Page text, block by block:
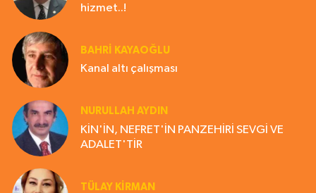
hizmet..!
BAHRI KAYAOĞLU
Kanal altı çalışması
NURULLAH AYDIN
KİN'İN, NEFRET'İN PANZEHİRİ SEVGİ VE
ADALET'TİR
TÜLAY KİRMAN